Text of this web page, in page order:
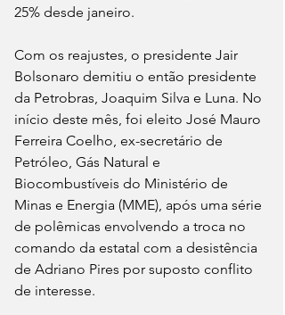
25% desde janeiro.
Com os reajustes, o presidente Jair
Bolsonaro demitiu o então presidente
da Petrobras, Joaquim Silva e Luna. No
início deste mês, foi eleito José Mauro
Ferreira Coelho, ex-secretário de
Petróleo, Gás Natural e
Biocombustíveis do Ministério de
Minas e Energia (MME), após uma série
de polêmicas envolvendo a troca no
comando da estatal com a desistência
de Adriano Pires por suposto conflito
de interesse.